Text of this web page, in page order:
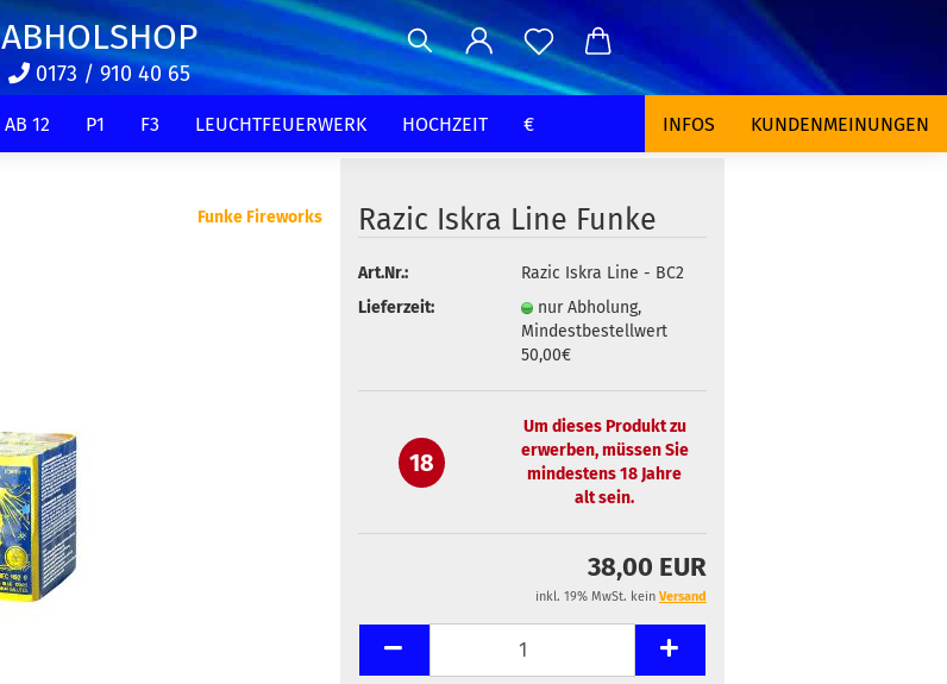
ABHOLSHOP
0173 / 910 40 65
AB 12 P1 F3 LEUCHTFEUERWERK HOCHZEIT € INFOS KUNDENMEINUNGEN
Funke Fireworks Razic Iskra Line Funke
Art.Nr.:
Razic Iskra Line - BC2
Lieferzeit:
nur Abholung,
Mindestbestellwert
50,00€
18
Um dieses Produkt zu
erwerben, müssen Sie
mindestens 18 Jahre
alt sein.
38,00 EUR
inkl. 19% MwSt. kein Versand